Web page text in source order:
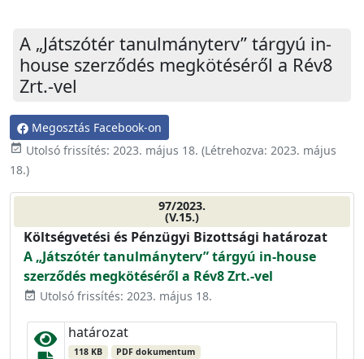
A „Játszótér tanulmányterv” tárgyú in-
house szerződés megkötéséről a Rév8
Zrt.-vel
Megosztás Facebook-on
event_available Utolsó frissítés: 2023. május 18. (Létrehozva: 2023. május
18.)
97/2023.
(V.15.)
Költségvetési és Pénzügyi Bizottsági határozat
A „Játszótér tanulmányterv” tárgyú in-house
szerződés megkötéséről a Rév8 Zrt.-vel
event_available Utolsó frissítés: 2023. május 18.
határozat
118 KB PDF dokumentum